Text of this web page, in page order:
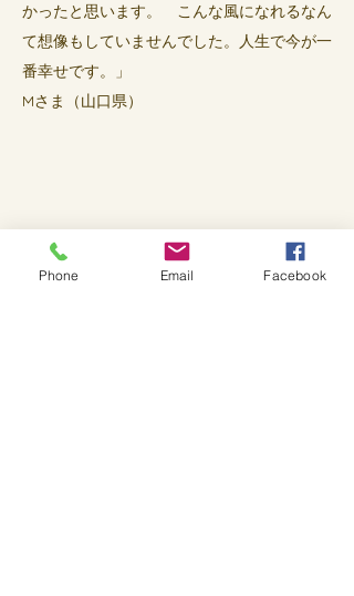
かったと思います。
こんな風になれるなん
て想像もしていませんでした。人生で今が一
番幸せです。」
Mさま（山口県）
Phone Email Facebook